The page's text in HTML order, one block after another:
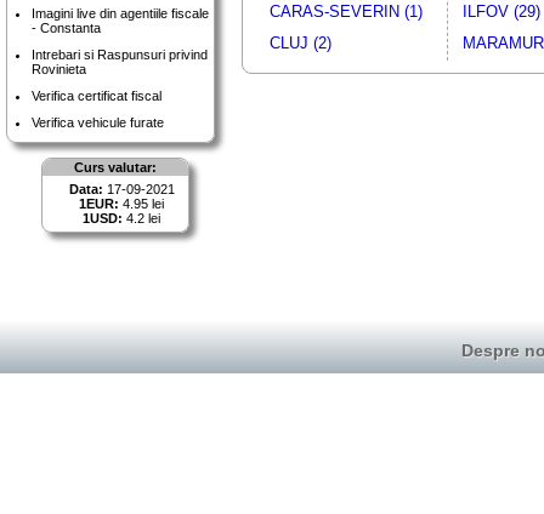
Imagini live din agentiile fiscale
- Constanta
Intrebari si Raspunsuri privind
Rovinieta
Verifica certificat fiscal
Verifica vehicule furate
Curs valutar:
Data: 17-09-2021
1EUR: 4.95 lei
1USD: 4.2 lei
CARAS-SEVERIN (1)
CLUJ (2)
ILFOV (29)
Despre